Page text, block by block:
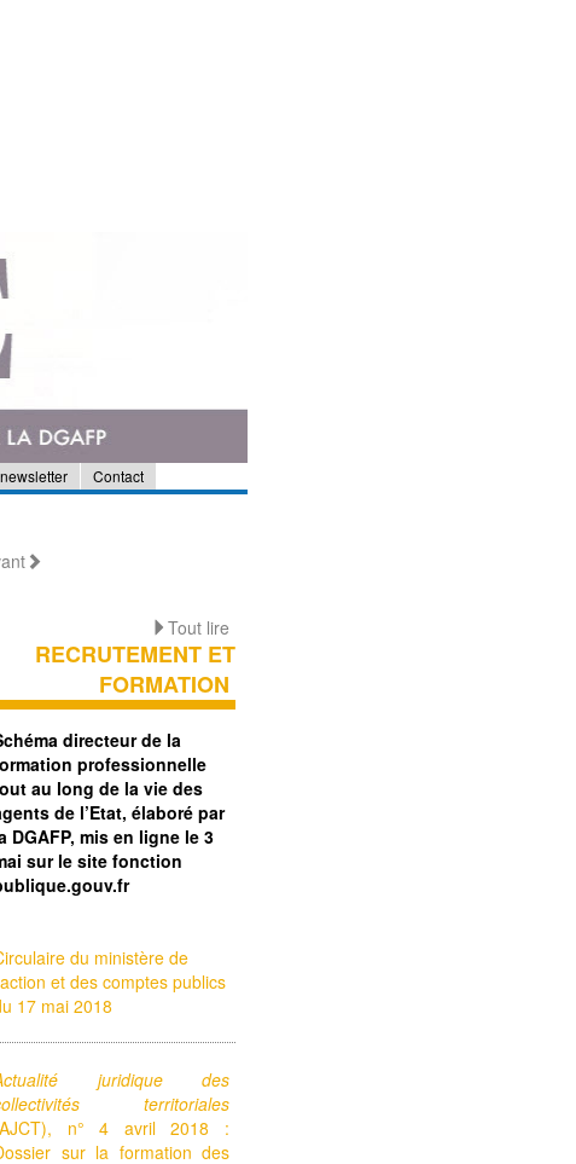
Contact
Tout lire
RECRUTEMENT ET
FORMATION
directeur de la
professionnelle
au long de la vie des
de l’Etat, élaboré par
DGAFP, mis en ligne le 3
sur le site fonction
du ministère de
et des comptes publics
17 mai 2018
juridique des
territoriales
n° 4 avril 2018 :
sur la formation des